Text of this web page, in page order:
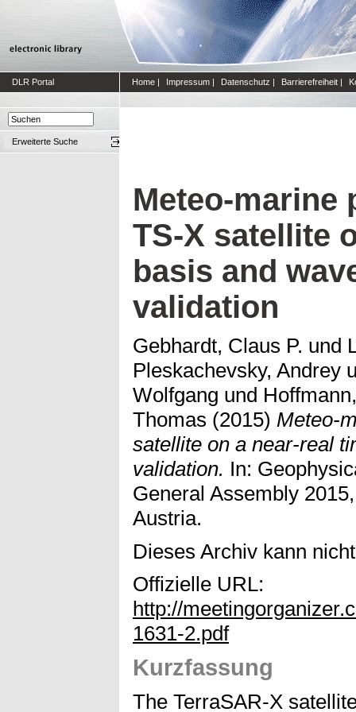
DLR Portal Home | Impressum | Datenschutz | Barrierefreiheit |
Erweiterte Suche
Meteo-marine
TS-X satellite
basis and
validation
Gebhardt, Claus P. und
Pleskachevsky, Andrey
Wolfgang und
Thomas (2015) Meteo-
satellite on a near-real
validation. In:
General Assembly
Austria.
Dieses Archiv kann
Offizielle URL:
http://
1631-2.pdf
Kurzfassung
The TerraSAR-X